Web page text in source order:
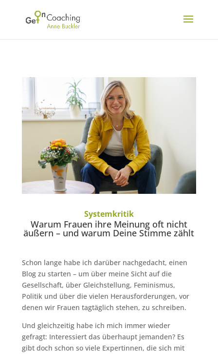
Systemkritik
Warum Frauen ihre Meinung oft nicht
äußern – und warum Deine Stimme zählt
Schon lange habe ich darüber nachgedacht, einen
Blog zu starten – um über meine Sicht auf die
Gesellschaft, über Gleichstellung, Feminismus,
Politik und über die vielen Herausforderungen, vor
denen wir Frauen tagtäglich stehen, zu schreiben.
Und gleichzeitig habe ich mich immer wieder
gefragt: Interessiert das überhaupt jemanden? Es
gibt doch schon so viele Expertinnen, die sich mit